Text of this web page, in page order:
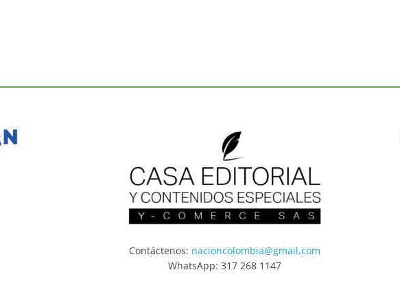
Contáctenos: nacioncolombia@gmail.com
WhatsApp: 317 268 1147